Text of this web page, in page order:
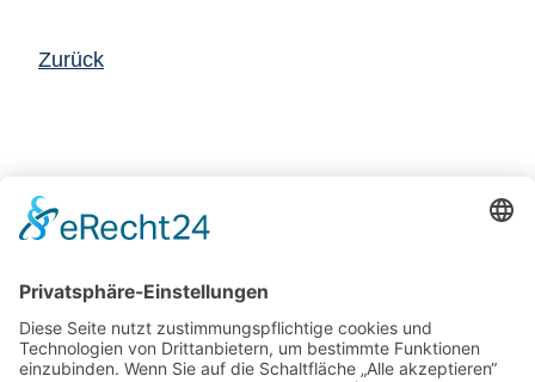
Zurück
Potsdamer Yacht Club e. V.
Königstr. 3A
14109 Berlin